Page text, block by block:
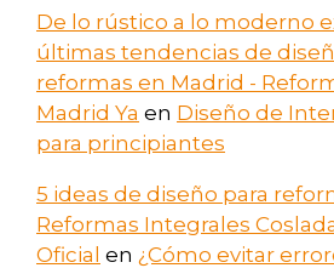
De lo rústico a lo moderno
últimas tendencias de
reformas en Madrid -
Madrid Ya en Diseño de
para principiantes
5 ideas de diseño para
Reformas Integrales
Oficial en ¿Cómo evitar